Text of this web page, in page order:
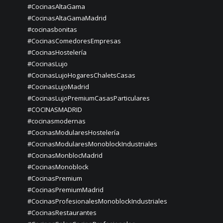
#CocinasAltaGama
#CocinasAltaGamaMadrid
#cocinasbonitas
#CocinasComedoresEmpresas
#CocinasHostelería
#CocinasLujo
#CocinasLujoHogaresChaletsCasas
#CocinasLujoMadrid
#CocinasLujoPremiumCasasParticulares
#COCINASMADRID
#cocinasmodernas
#CocinasModularesHostelería
#CocinasModularesMonoblockIndustriales
#CocinasMonblocMadrid
#CocinasMonoblock
#CocinasPremium
#CocinasPremiumMadrid
#CocinasProfesionalesMonoblockIndustriales
#CocinasRestaurantes